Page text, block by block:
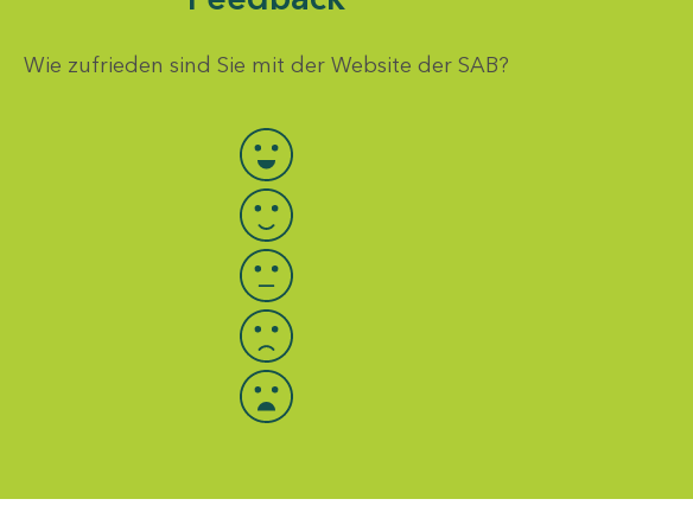
Wie zufrieden sind Sie mit der Website der SAB?
Bewertung auswählen